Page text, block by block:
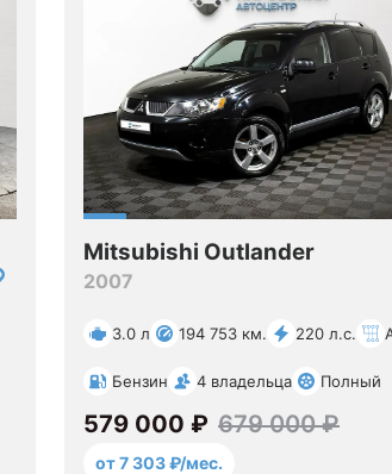
Mitsubishi Outlander
2007
3.0 л 194 753 км. 220 л.с.
Бензин 4 владельца Полный
579 000 ₽ 679 000 ₽
от 7 303 ₽/мес.